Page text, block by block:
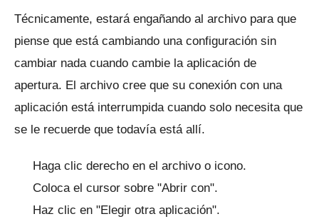
Técnicamente, estará engañando al archivo para que
piense que está cambiando una configuración sin
cambiar nada cuando cambie la aplicación de
apertura. El archivo cree que su conexión con una
aplicación está interrumpida cuando solo necesita que
se le recuerde que todavía está allí.
Haga clic derecho en el archivo o icono.
Coloca el cursor sobre "Abrir con".
Haz clic en "Elegir otra aplicación".